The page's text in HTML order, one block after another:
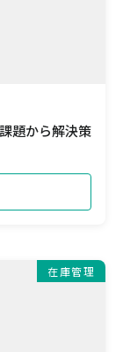
題から解決策
在庫管理